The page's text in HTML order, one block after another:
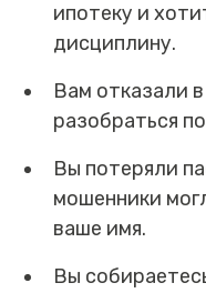
ипотеку и
дисциплину.
Вам отказали
разобраться
Вы потеряли
мошенники
ваше имя.
Вы